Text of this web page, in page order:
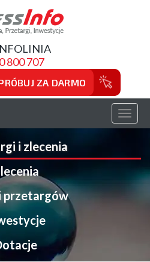
800 707
ZA DARMO
Toggle
i zlecenia
przetargów